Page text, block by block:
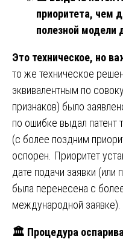
приоритета, чем
полезной модели
Это техническое, но
то же техническое
эквивалентным по
признаков) было
по ошибке выдал патент
(с более поздним
оспорен. Приоритет
дате подачи заявки (или
была перенесена с
международной заявке).
🏛 Процедура